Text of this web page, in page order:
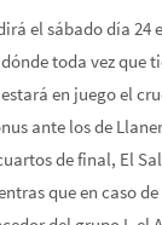
el sábado día 24
toda vez que
en juego el
ante los de
de final, El
que en caso